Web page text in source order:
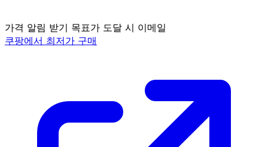
가격 알림 받기 목표가 도달 시 이메일
쿠팡에서 최저가 구매